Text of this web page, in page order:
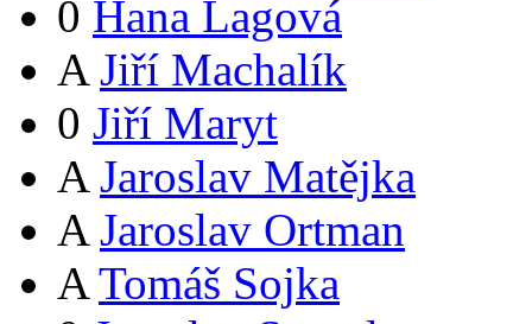
0 Hana Lagová
A Jiří Machalík
0 Jiří Maryt
A Jaroslav Matějka
A Jaroslav Ortman
A Tomáš Sojka